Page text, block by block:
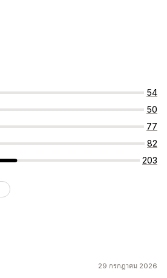
54
50
77
82
203
29 กรกฎาคม 2026